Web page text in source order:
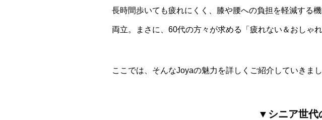
長時間歩いても疲れにくく、膝や腰への負担を軽減する
両立。まさに、60代の方々が求める「疲れない＆おしゃ
ここでは、そんなJoyaの魅力を詳しくご紹介していきまし
▼シニア世代